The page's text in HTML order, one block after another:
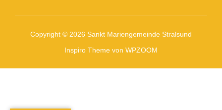
Copyright © 2026 Sankt Mariengemeinde Stralsund
Inspiro Theme von WPZOOM